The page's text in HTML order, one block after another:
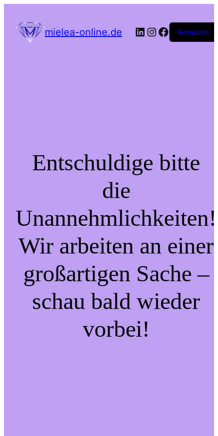
mielea-online.de LinkedIn
Instagram
Facebook
Anmelden
Entschuldige bitte
die
Unannehmlichkeiten!
Wir arbeiten an einer
großartigen Sache –
schau bald wieder
vorbei!